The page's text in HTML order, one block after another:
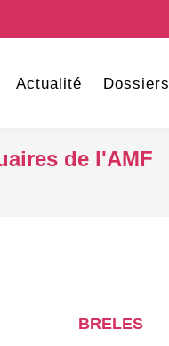
Actualité Dossiers
de l'AMF
BRELES